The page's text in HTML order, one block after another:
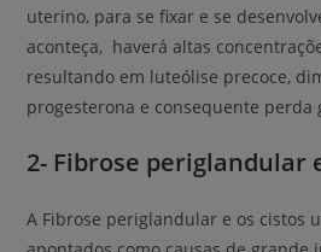
uterino, para se fixar e se
aconteça, haverá altas
resultando em luteólise precoce,
progesterona e consequente perda
2- Fibrose periglandular
A Fibrose periglandular e os cistos